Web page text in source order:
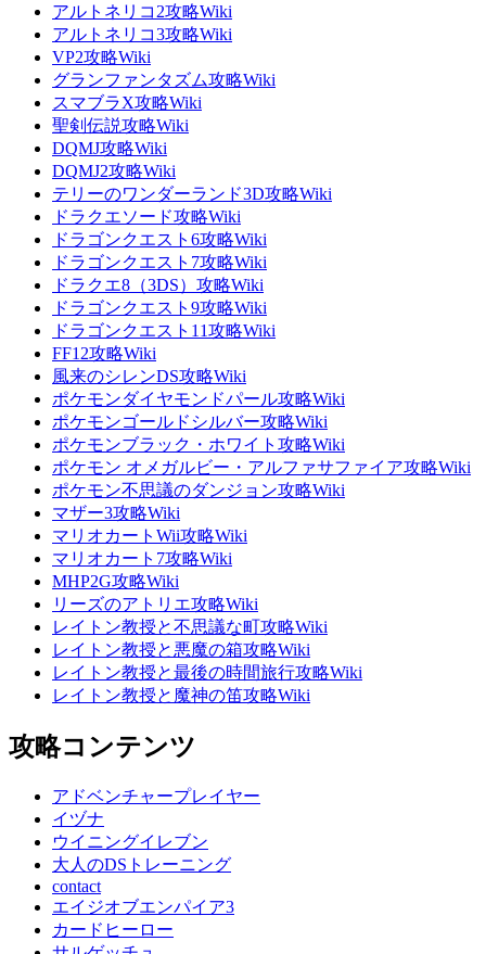
アルトネリコ2攻略Wiki
アルトネリコ3攻略Wiki
VP2攻略Wiki
グランファンタズム攻略Wiki
スマブラX攻略Wiki
聖剣伝説攻略Wiki
DQMJ攻略Wiki
DQMJ2攻略Wiki
テリーのワンダーランド3D攻略Wiki
ドラクエソード攻略Wiki
ドラゴンクエスト6攻略Wiki
ドラゴンクエスト7攻略Wiki
ドラクエ8（3DS）攻略Wiki
ドラゴンクエスト9攻略Wiki
ドラゴンクエスト11攻略Wiki
FF12攻略Wiki
風来のシレンDS攻略Wiki
ポケモンダイヤモンドパール攻略Wiki
ポケモンゴールドシルバー攻略Wiki
ポケモンブラック・ホワイト攻略Wiki
ポケモン オメガルビー・アルファサファイア攻略Wiki
ポケモン不思議のダンジョン攻略Wiki
マザー3攻略Wiki
マリオカートWii攻略Wiki
マリオカート7攻略Wiki
MHP2G攻略Wiki
リーズのアトリエ攻略Wiki
レイトン教授と不思議な町攻略Wiki
レイトン教授と悪魔の箱攻略Wiki
レイトン教授と最後の時間旅行攻略Wiki
レイトン教授と魔神の笛攻略Wiki
攻略コンテンツ
アドベンチャープレイヤー
イヅナ
ウイニングイレブン
大人のDSトレーニング
contact
エイジオブエンパイア3
カードヒーロー